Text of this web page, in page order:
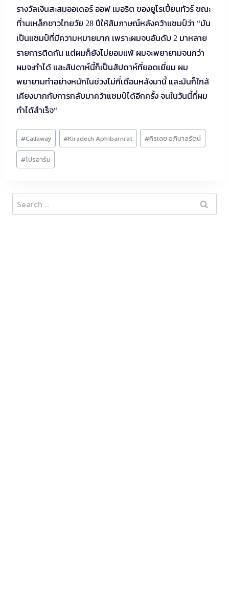
รางวัลเงินสะสมออเดอร์ ออฟ เมอริต ของยูโรเปี้ยนทัวร์ ขณะ
ที่านเหล็กชาวไทยวัย 28 ปีให้สัมภาษณ์หลังคว้าแชมป์ว่า “มัน
เป็นแชมป์ที่มีความหมายมาก เพราะผมจบอันดับ 2 มาหลาย
รายการติดกัน แต่ผมก็ยังไม่ยอมแพ้ ผมจะพยายามจนกว่า
ผมจะทำได้ และสัปดาห์นี้ก็เป็นสัปดาห์ที่ยอดเยี่ยม ผม
พยายามทำอย่างหนักในช่วงไม่กี่เดือนหลังมานี้ และมันก็ใกล้
เคียงมากกับการกลับมาคว้าแชมป์ได้อีกครั้ง จนในวันนี้ที่ผม
ทำได้สำเร็จ“
Post
Tags:
#Callaway #Kiradech Aphibarnrat #กิรเดช อภิบาลรัตน์
#โปรอาร์ม
Search
for: